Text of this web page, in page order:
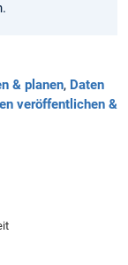
& planen, Daten
veröffentlichen &